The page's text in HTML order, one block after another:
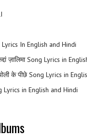
Lyrics In English and Hindi
ज़ालिमा Song Lyrics in
के पीछे Song Lyrics in
Lyrics in English and Hindi